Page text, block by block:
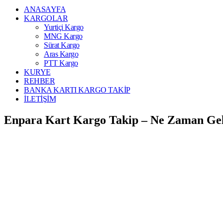
ANASAYFA
KARGOLAR
Yurtiçi Kargo
MNG Kargo
Sürat Kargo
Aras Kargo
PTT Kargo
KURYE
REHBER
BANKA KARTI KARGO TAKİP
İLETİŞİM
Enpara Kart Kargo Takip – Ne Zaman